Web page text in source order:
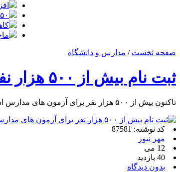
۱۵۰ کشور درگیر توفان‌های گردوخاک| خاورمیانه از
ماجرای
صفحه نخست / مدارس و دانشگاه
ثبت نام بیش از ۵۰۰ هزار نفر برای آزمون های مدارس سمپاد و نمونه دولتی
تاکنون بیش از ۵۰۰ هزار نفر برای آزمون های مدارس استعدادهای درخشان (سمپاد) و نمونه دولتی ثبت نام کرده اند.
کد نوشته: 87581
مهر نیوز
12 می
40 بازدید
بدون دیدگاه